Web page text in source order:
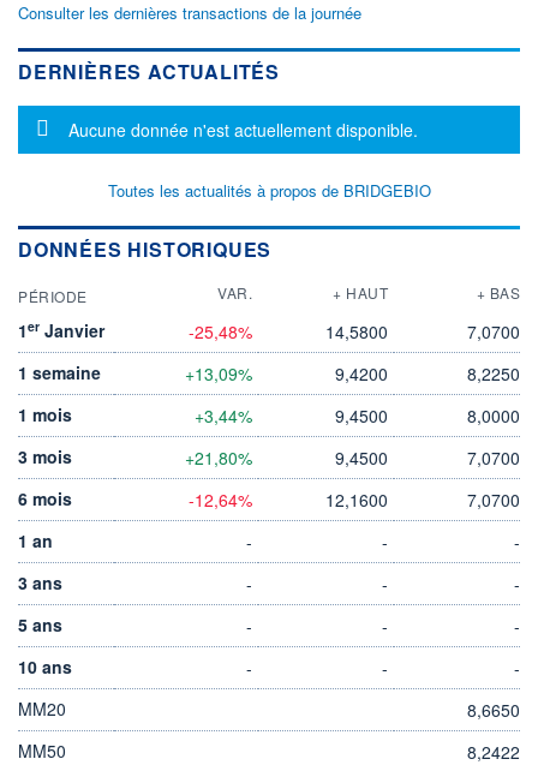
Consulter les dernières transactions de la journée
DERNIÈRES ACTUALITÉS
Message d'information
Aucune donnée n'est actuellement disponible.
Toutes les actualités à propos de BRIDGEBIO
DONNÉES HISTORIQUES
PÉRIODE VAR. + HAUT + BAS
1er Janvier -25,48% 14,5800
7,0700
1 semaine
+13,09% 9,4200
8,2250
1 mois
+3,44% 9,4500
8,0000
3 mois
+21,80% 9,4500
7,0700
6 mois
-12,64% 12,1600
7,0700
1 an
- -
-
3 ans
- -
-
5 ans
- -
-
10 ans
- -
-
MM20
8,6650
MM50
8,2422